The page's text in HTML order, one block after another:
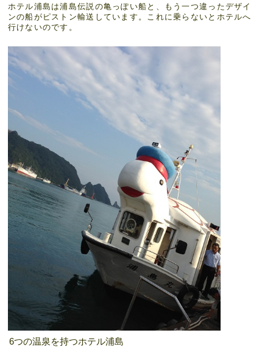
ホテル浦島は浦島伝説の亀っぽい船と、もう一つ違ったデザイ
ンの船がピストン輸送しています。これに乗らないとホテルへ
行けないのです。
6つの温泉を持つホテル浦島